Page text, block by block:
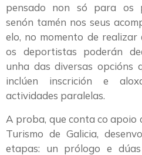
pensado non só para os
senón tamén nos seus
elo, no momento de realizar
os deportistas poderán
unha das diversas opcións
inclúen inscrición e
actividades paralelas.
A proba, que conta co apoio
Turismo de Galicia,
etapas: un prólogo e